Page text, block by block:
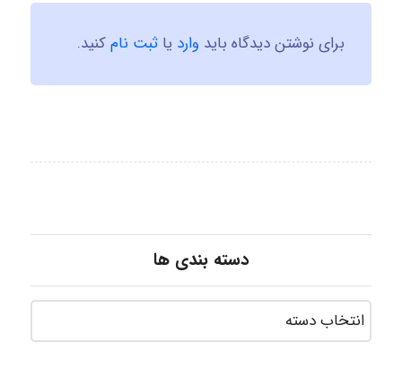
برای نوشتن دیدگاه باید وارد یا ثبت نامکنید.
دسته بندی ها